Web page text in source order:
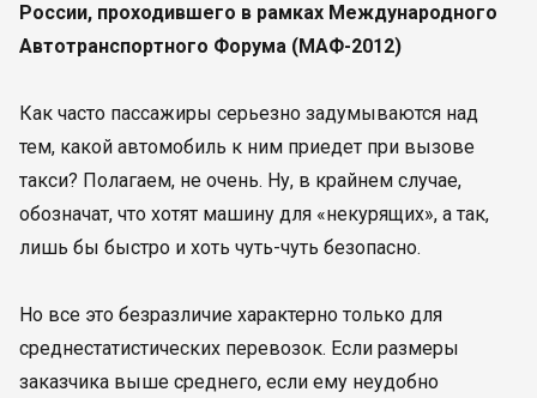
России, проходившего в рамках Международного
Автотранспортного Форума (МАФ-2012)
Как часто пассажиры серьезно задумываются над
тем, какой автомобиль к ним приедет при вызове
такси? Полагаем, не очень. Ну, в крайнем случае,
обозначат, что хотят машину для «некурящих», а так,
лишь бы быстро и хоть чуть-чуть безопасно.
Но все это безразличие характерно только для
среднестатистических перевозок. Если размеры
заказчика выше среднего, если ему неудобно